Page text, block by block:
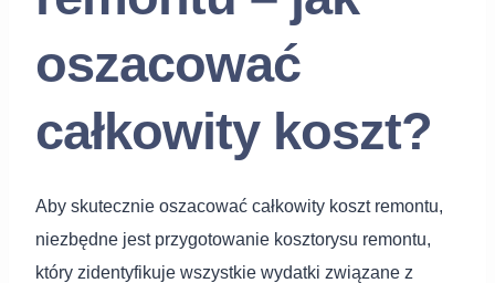
oszacować
całkowity koszt?
Aby skutecznie oszacować całkowity koszt remontu,
niezbędne jest przygotowanie kosztorysu remontu,
który zidentyfikuje wszystkie wydatki związane z